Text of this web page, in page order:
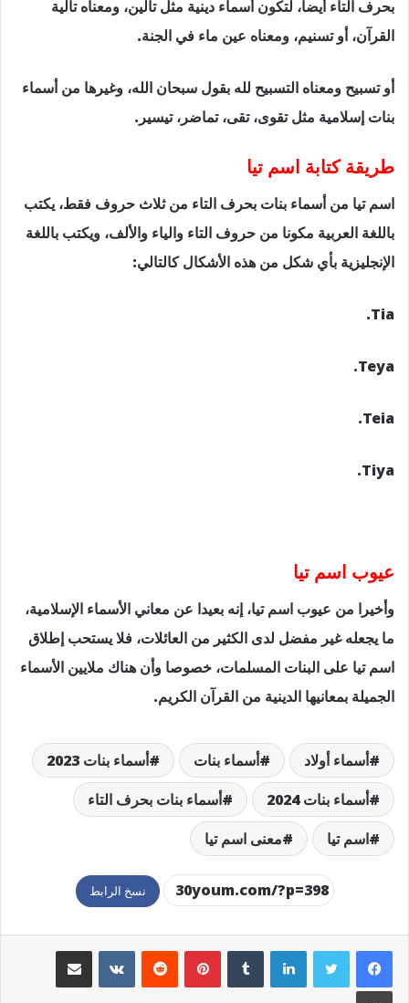
بحرف التاء أيضا، لتكون أسماء دينية مثل تالين، ومعناه تالية
القرآن، أو تسنيم، ومعناه عين ماء في الجنة.
أو تسبيح ومعناه التسبيح لله بقول سبحان الله، وغيرها من أسماء
بنات إسلامية مثل تقوى، تقى، تماضر، تيسير.
طريقة كتابة اسم تيا
اسم تيا من أسماء بنات بحرف التاء من ثلاث حروف فقط، يكتب
باللغة العربية مكونا من حروف التاء والياء والألف، ويكتب باللغة
الإنجليزية بأي شكل من هذه الأشكال كالتالي:
Tia.
Teya.
Teia.
Tiya.
عيوب اسم تيا
وأخيرا من عيوب اسم تيا، إنه بعيدا عن معاني الأسماء الإسلامية،
ما يجعله غير مفضل لدى الكثير من العائلات، فلا يستحب إطلاق
اسم تيا على البنات المسلمات، خصوصا وأن هناك ملايين الأسماء
الجميلة بمعانيها الدينية من القرآن الكريم.
أسماء أولاد أسماء بنات
أسماء بنات 2023
أسماء بنات 2024
أسماء بنات بحرف التاء
اسم تيا
معنى اسم تيا
نسخ الرابط
لينكدإن بينتيريست مشاركة عبر البريد
طباعة